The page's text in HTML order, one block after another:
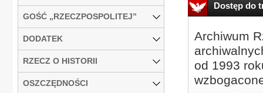
Dostęp do
Archiwum
od 1993
GOŚĆ „RZECZPOSPOLITEJ”
DODATEK
RZECZ O HISTORII
OSZCZĘDNOŚCI